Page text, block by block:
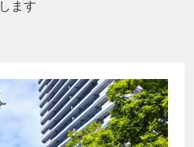
します